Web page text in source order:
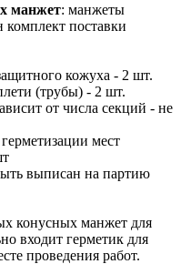
манжет: манжеты
поставки
кожуха - 2 шт.
(трубы) - 2 шт.
от числа секций - не
мест
выписан на партию
конусных манжет для
входит герметик для
проведения работ.